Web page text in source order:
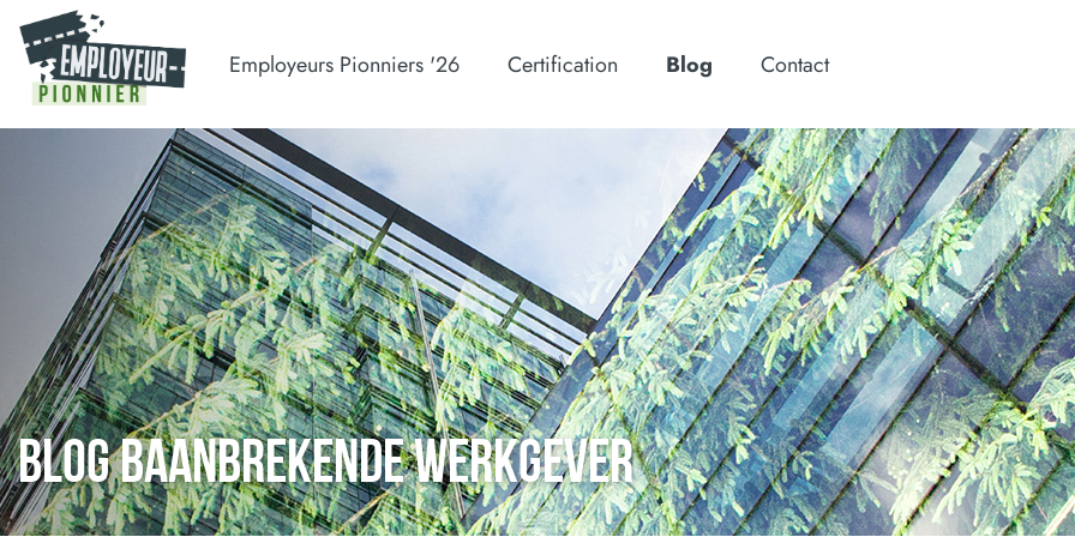
Employeurs Pionniers '26 Certification Blog Contact
BLOG BAANBREKENDE WERKGEVER